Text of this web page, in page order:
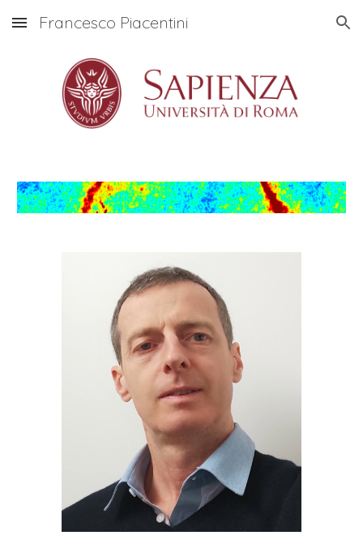
Skip to main content Skip to navigation
Francesco Piacentini